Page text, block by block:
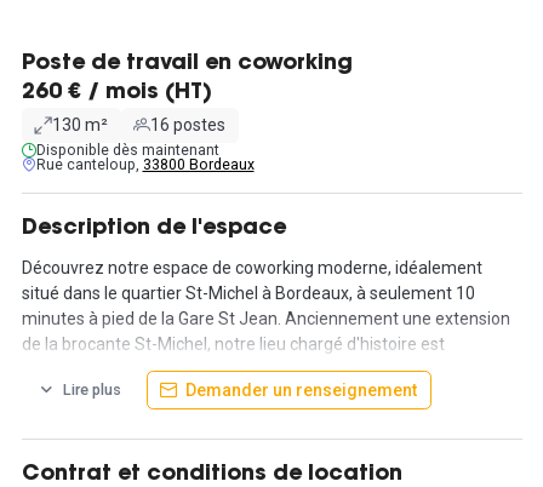
Poste de travail en coworking
260 € / mois (HT)
130 m² 16 postes
Disponible dès maintenant
Rue canteloup, 33800 Bordeaux
Description de l'espace
Découvrez notre espace de coworking moderne, idéalement
situé dans le quartier St-Michel à Bordeaux, à seulement 10
minutes à pied de la Gare St Jean. Anciennement une extension
de la brocante St-Michel, notre lieu chargé d'histoire est
désormais un espace contemporain accueillant diverses
entreprises, telles que des start-ups, agences de communication
du web. Vous y trouverez une ambiance professionnelle et
décontractée.
Lire plus Demander un renseignement
Contrat et conditions de location